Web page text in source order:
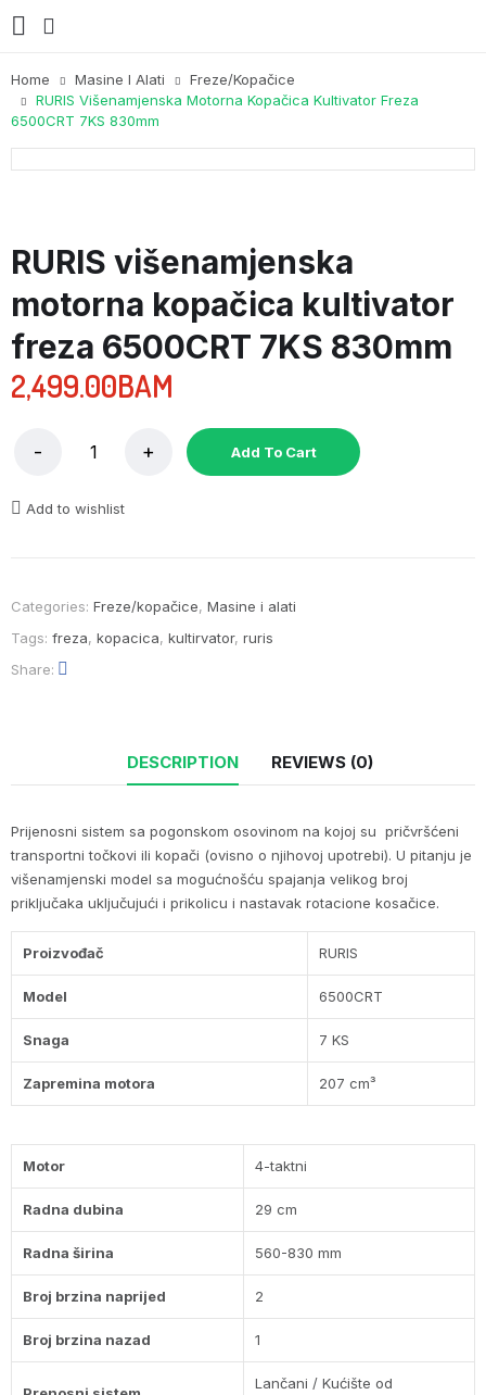
Home Masine I Alati
Freze/kopačice
RURIS Višenamjenska Motorna Kopačica Kultivator Freza
6500CRT 7KS 830mm
RURIS višenamjenska
motorna kopačica kultivator
freza 6500CRT 7KS 830mm
2,499.00BAM
Add To Cart
Add to wishlist
Categories: Freze/kopačice, Masine i alati
Tags: freza, kopacica, kultirvator, ruris
Share
DESCRIPTION REVIEWS (0)
Prijenosni sistem sa pogonskom osovinom na kojoj su pričvršćeni
transportni točkovi ili kopači (ovisno o njihovoj upotrebi). U pitanju je
višenamjenski model sa mogućnošću spajanja velikog broj
priključaka uključujući i prikolicu i nastavak rotacione kosačice.
Proizvođač RURIS
Model 6500CRT
Snaga 7 KS
Zapremina motora 207 cm³
Motor 4-taktni
Radna dubina 29 cm
Radna širina 560-830 mm
Broj brzina naprijed 2
Broj brzina nazad 1
Lančani / Kućište od